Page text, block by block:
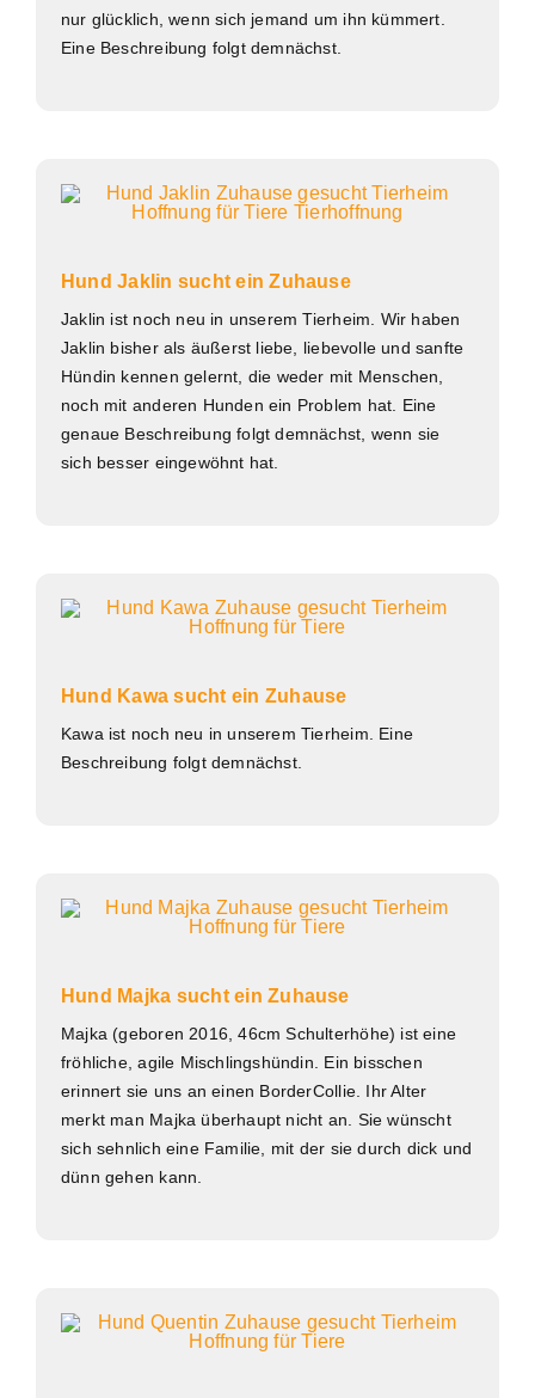
nur glücklich, wenn sich jemand um ihn kümmert.
Eine Beschreibung folgt demnächst.
Hund Jaklin sucht ein Zuhause
Jaklin ist noch neu in unserem Tierheim. Wir haben
Jaklin bisher als äußerst liebe, liebevolle und sanfte
Hündin kennen gelernt, die weder mit Menschen,
noch mit anderen Hunden ein Problem hat. Eine
genaue Beschreibung folgt demnächst, wenn sie
sich besser eingewöhnt hat.
Hund Kawa sucht ein Zuhause
Kawa ist noch neu in unserem Tierheim. Eine
Beschreibung folgt demnächst.
Hund Majka sucht ein Zuhause
Majka (geboren 2016, 46cm Schulterhöhe) ist eine
fröhliche, agile Mischlingshündin. Ein bisschen
erinnert sie uns an einen BorderCollie. Ihr Alter
merkt man Majka überhaupt nicht an. Sie wünscht
sich sehnlich eine Familie, mit der sie durch dick und
dünn gehen kann.